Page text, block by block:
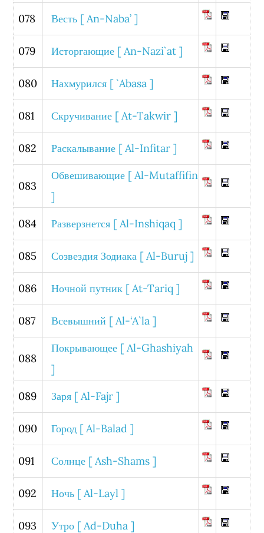
078 Весть [ An-Naba’ ]
079 Исторгающие [ An-Nazi`at ]
080 Нахмурился [ `Abasa ]
081 Скручивание [ At-Takwir ]
082 Раскалывание [ Al-Infitar ]
083
Обвешивающие [ Al-Mutaffifin
]
084
Разверзнется [ Al-Inshiqaq ]
085 Созвездия Зодиака [ Al-Buruj ]
086 Ночной путник [ At-Tariq ]
087 Всевышний [ Al-‘A`la ]
088
Покрывающее [ Al-Ghashiyah
]
089
Заря [ Al-Fajr ]
090 Город [ Al-Balad ]
091 Солнце [ Ash-Shams ]
092 Ночь [ Al-Layl ]
093 Утро [ Ad-Duha ]